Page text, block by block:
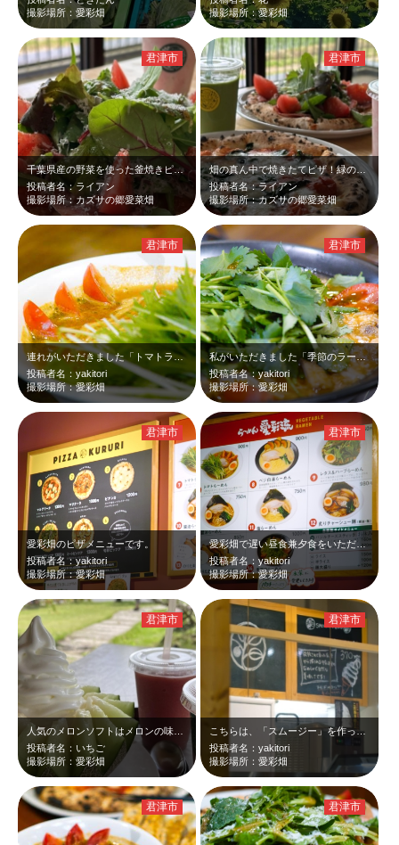
撮影場所：愛彩畑
撮影場所：愛彩畑
千葉県産の野菜を使った釜焼きピザ。生地も香ばしくて美味し過ぎる。産直市場で新鮮…
投稿者名：ライアン
撮影場所：カズサの郷愛菜畑
君津市
畑の真ん中で焼きたてピザ！緑の中で食べるピザ最高！
投稿者名：ライアン
撮影場所：カズサの郷愛菜畑
君津市
連れがいただきました「トマトラーメン」。これ、おすすめです。
投稿者名：yakitori
撮影場所：愛彩畑
君津市
私がいただきました「季節のラーメン」。ピリ辛でした。
投稿者名：yakitori
撮影場所：愛彩畑
君津市
愛彩畑のピザメニューです。
投稿者名：yakitori
撮影場所：愛彩畑
君津市
愛彩畑で遅い昼食兼夕食をいただきました。
投稿者名：yakitori
撮影場所：愛彩畑
君津市
人気のメロンソフトはメロンの味が濃厚。いちごトマトスムージーも美味。
投稿者名：いちご
撮影場所：愛彩畑
君津市
こちらは、「スムージー」を作ってくれるカウンターです。定番のソフトクリームもあ…
投稿者名：yakitori
撮影場所：愛彩畑
君津市
君津市 君津市